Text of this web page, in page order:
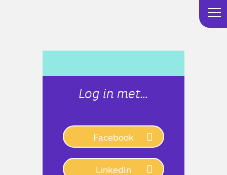
Log in met…
Facebook
LinkedIn